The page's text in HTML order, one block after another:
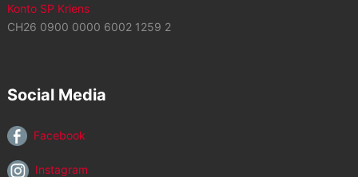
Konto SP Kriens
CH26 0900 0000 6002 1259 2
Social Media
Facebook
Instagram